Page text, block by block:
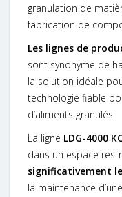
granulation de
fabrication de
Les lignes de
sont synonyme de
la solution idéale
technologie fiable
d’aliments granulés.
La ligne LDG-4000
dans un espace
significativement
la maintenance